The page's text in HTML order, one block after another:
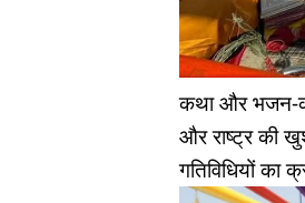
कथा और भजन-
और राष्ट्र की
गतिविधियों का